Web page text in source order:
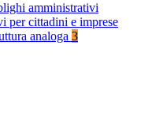
amministrativi
per cittadini e imprese
analoga 3